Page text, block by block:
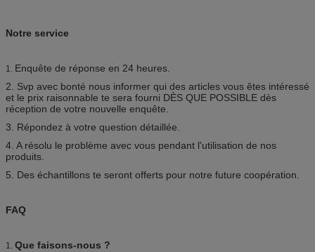
Notre service
1. Enquête de réponse en 24 heures.
2. Svp avec bonté nous informer qui des articles vous êtes intéressé
et le prix raisonnable te sera fourni DÈS QUE POSSIBLE dès
réception de votre nouvelle enquête.
3. Répondez à votre question détaillée.
4. A résolu le problème avec vous pendant l'utilisation de nos
produits.
5. Des échantillons te seront offerts pour notre future coopération.
FAQ
1. Que faisons-nous ?